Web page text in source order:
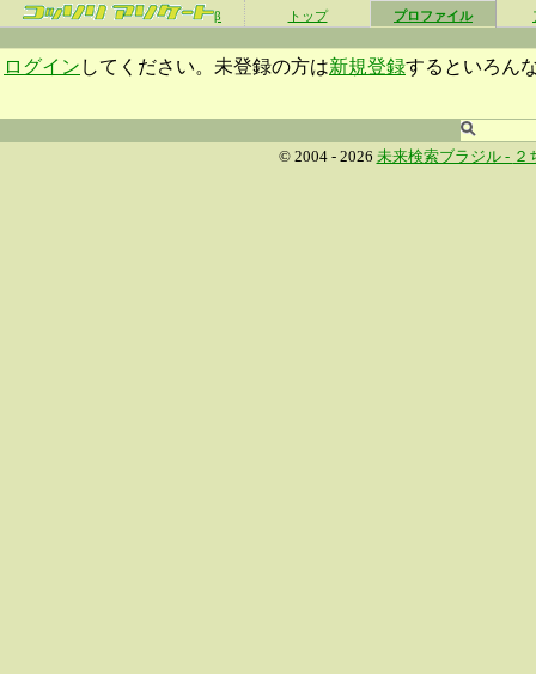
β トップ プロファイル
ログイン してください。未登録の方は新規登録するといろん
© 2004 - 2026 未来検索ブラジル - ２